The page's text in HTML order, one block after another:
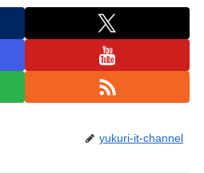
yukuri-it-channel